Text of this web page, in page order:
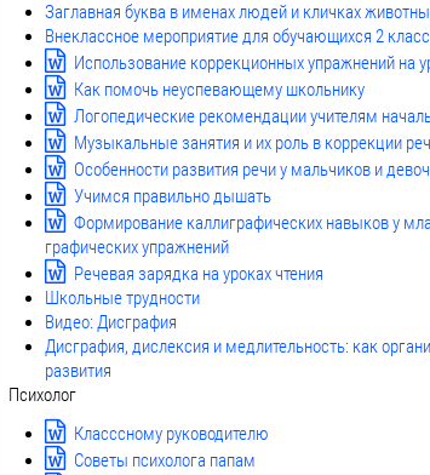
Заглавная буква в именах людей и кличках
Внеклассное мероприятие для обучающихся 2
Использование коррекционных упражнений на
Как помочь неуспевающему школьнику
Логопедические рекомендации учителям
Музыкальные занятия и их роль в коррекции
Особенности развития речи у мальчиков и
Учимся правильно дышать
Формирование каллиграфических навыков у
графических упражнений
Речевая зарядка на уроках чтения
Школьные трудности
Видео: Дисграфия
Дисграфия, дислексия и медлительность: как
развития
Психолог
Класссному руководителю
Советы психолога папам